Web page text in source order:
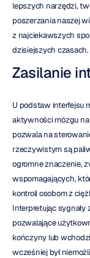
lepszych narzędzi,
poszerzania naszej
z najciekawszych
dzisiejszych czasach.
Zasilanie
U podstaw interfejsu
aktywności mózgu
pozwala na
rzeczywistym są
ogromne znaczenie,
wspomagających,
kontroli osobom z
Interpretując
pozwalające
kończyny lub
wcześniej był